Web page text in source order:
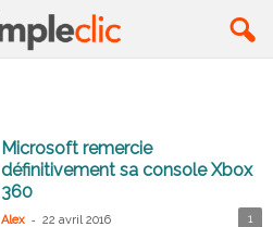
Microsoft remercie
définitivement sa console Xbox
360
Alex - 22 avril 2016 1